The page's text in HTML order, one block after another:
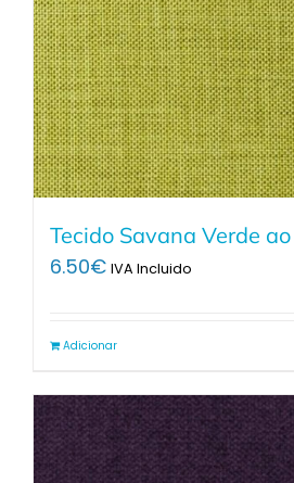
Tecido Savana Verde
6.50€ IVA Incluido
Adicionar